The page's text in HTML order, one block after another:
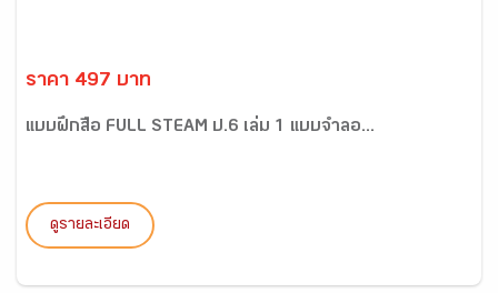
ราคา 497 บาท
แบบฝึกสื่อ FULL STEAM ป.6 เล่ม 1 แบบจำลอ...
ดูรายละเอียด